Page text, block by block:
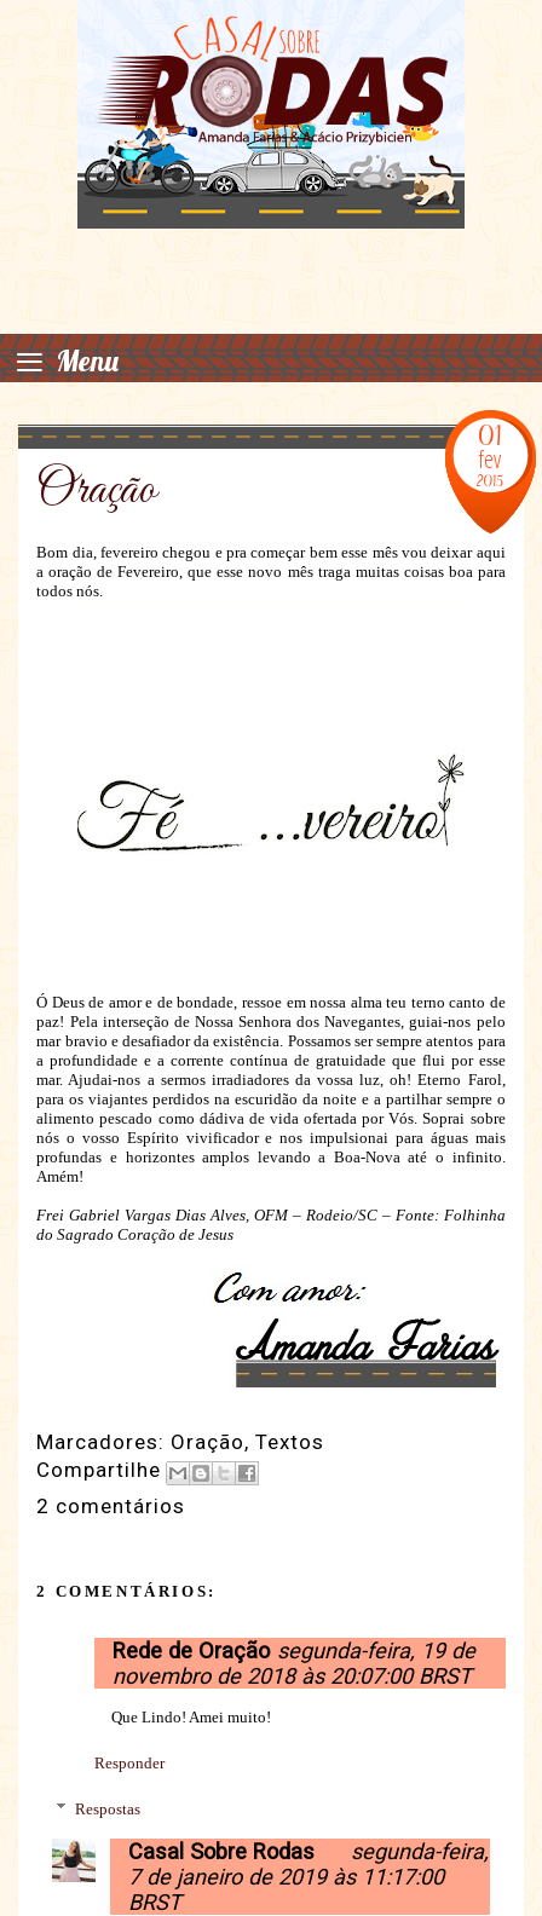
≡ Menu
01
fev
2015
Oração
Bom dia, fevereiro chegou e pra começar bem esse mês vou deixar aqui
a oração de Fevereiro, que esse novo mês traga muitas coisas boa para
todos nós.
Ó Deus de amor e de bondade, ressoe em nossa alma teu terno canto de
paz! Pela interseção de Nossa Senhora dos Navegantes, guiai-nos pelo
mar bravio e desafiador da existência. Possamos ser sempre atentos para
a profundidade e a corrente contínua de gratuidade que flui por esse
mar. Ajudai-nos a sermos irradiadores da vossa luz, oh! Eterno Farol,
para os viajantes perdidos na escuridão da noite e a partilhar sempre o
alimento pescado como dádiva de vida ofertada por Vós. Soprai sobre
nós o vosso Espírito vivificador e nos impulsionai para águas mais
profundas e horizontes amplos levando a Boa-Nova até o infinito.
Amém!
Frei Gabriel Vargas Dias Alves, OFM – Rodeio/SC – Fonte: Folhinha
do Sagrado Coração de Jesus
Marcadores: Oração,Textos
Compartilhe
2 comentários
2 COMENTÁRIOS:
Rede de Oração segunda-feira, 19 de
novembro de 2018 às 20:07:00 BRST
Que Lindo! Amei muito!
Responder
Respostas
Casal Sobre Rodas
segunda-feira,
7 de janeiro de 2019 às 11:17:00
BRST